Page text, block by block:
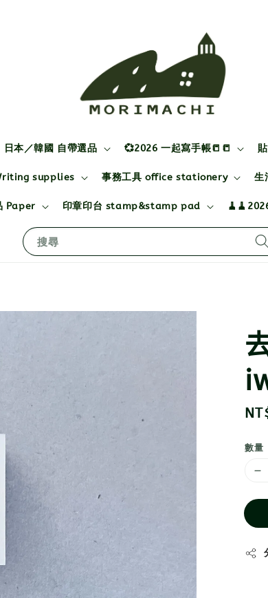
搜尋
日本／韓國 自帶選品 💞2026 一起寫手帳📒📒
supplies 事務工具 office stationery 生
Paper 印章印台 stamp&stamp pad
數量